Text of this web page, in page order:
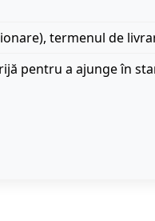
termenul de
pentru a ajunge în